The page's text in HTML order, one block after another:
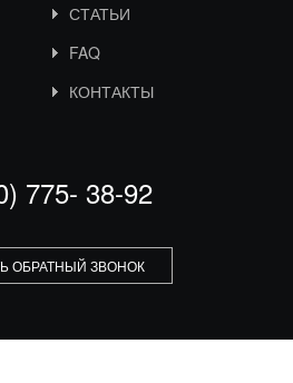
СТАТЬИ
FAQ
КОНТАКТЫ
775- 38-92
ОБРАТНЫЙ ЗВОНОК